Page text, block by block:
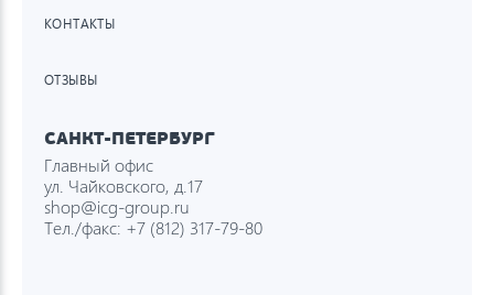
КОНТАКТЫ
ОТЗЫВЫ
САНКТ-ПЕТЕРБУРГ
Главный офис
ул. Чайковского, д.17
shop@icg-group.ru
Тел./факс: +7 (812) 317-79-80